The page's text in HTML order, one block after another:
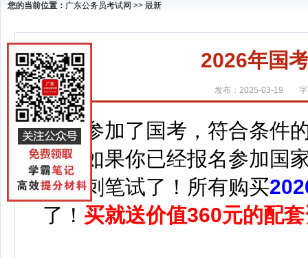
您的当前位置： 广东公务员考试网 >> 最新
2026年国
发布：2025-03-19
参加了国考，符合条件的
会。如果你已经报名参加国
以冲刺笔试了！所有购买
了！ 买就送价值360元的配